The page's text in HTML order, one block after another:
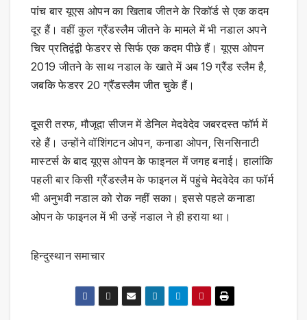
पांच बार यूएस ओपन का खिताब जीतने के रिकॉर्ड से एक कदम
दूर हैं। वहीं कुल ग्रैंडस्लैम जीतने के मामले में भी नडाल अपने
चिर प्रतिद्वंद्वी फेडरर से सिर्फ एक कदम पीछे हैं। यूएस ओपन
2019 जीतने के साथ नडाल के खाते में अब 19 ग्रैंड स्लैम है,
जबकि फेडरर 20 ग्रैंडस्लैम जीत चुके हैं।
दूसरी तरफ, मौजूदा सीजन में डेनिल मेदवेदेव जबरदस्त फॉर्म में
रहे हैं। उन्होंने वॉशिंगटन ओपन, कनाडा ओपन, सिनसिनाटी
मास्टर्स के बाद यूएस ओपन के फाइनल में जगह बनाई। हालांकि
पहली बार किसी ग्रैंडस्लैम के फाइनल में पहुंचे मेदवेदेव का फॉर्म
भी अनुभवी नडाल को रोक नहीं सका। इससे पहले कनाडा
ओपन के फाइनल में भी उन्हें नडाल ने ही हराया था।
हिन्दुस्थान समाचार